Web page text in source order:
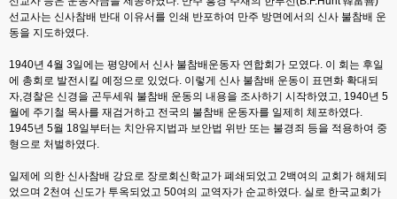
선교사는 신사참배 반대 이유서를 인쇄 반포하여 만주 방면에서의 신사 불참배 운
동을 지도하였다.
1940년 4월 3일에는 평양에서 신사 불참배운동자 연합회가 모였다. 이 회는 후일
에 총회로 발전시킬 예정으로 있었다. 이렇게 신사 불참배 운동이 표면화 확대되
자,경찰은 신경을 곤두세워 불참배 운동의 내용을 조사하기 시작하였고, 1940년 5
월에 주기철 목사를 재검거하고 전국의 불참배 운동자를 일제히 체포하였다.
1945년 5월 18일부터는 치안유지법과 보안법 위반 또는 불경죄 등을 적용하여 중
형으로 처벌하였다.
일제에 의한 신사참배 강요로 장로회신학교가 폐쇄되었고 2백여의 교회가 해체되
었으며 2천여 신도가 투옥되었고 50여의 교역자가 순교하였다. 실로 한국교회가